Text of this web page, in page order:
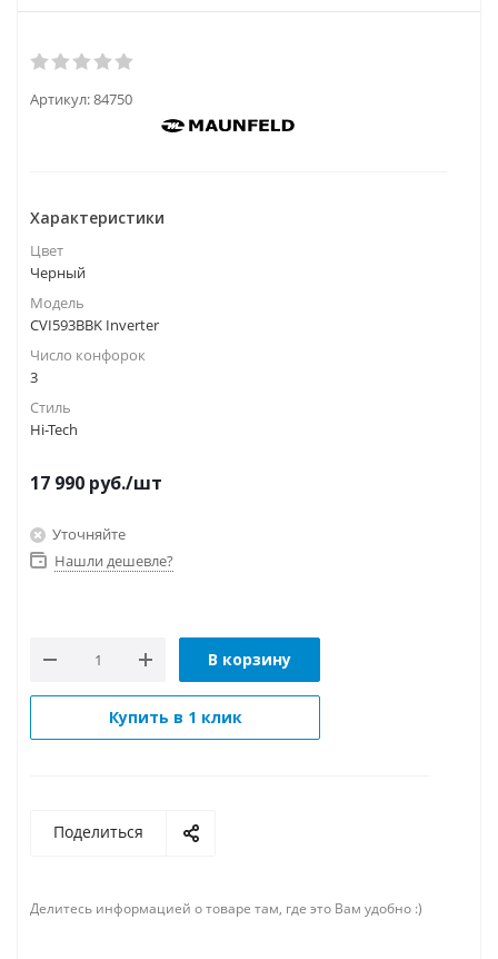
Артикул:84750
Характеристики
Цвет
Черный
Модель
CVI593BBK Inverter
Число конфорок
3
Стиль
Hi-Tech
17 990 руб./шт
Уточняйте
Нашли дешевле?
В корзину
Купить в 1 клик
Поделиться
Делитесь информацией о товаре там, где это Вам удобно :)